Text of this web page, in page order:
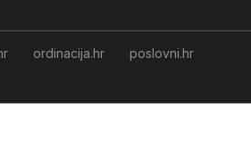
ordinacija.hr
poslovni.hr